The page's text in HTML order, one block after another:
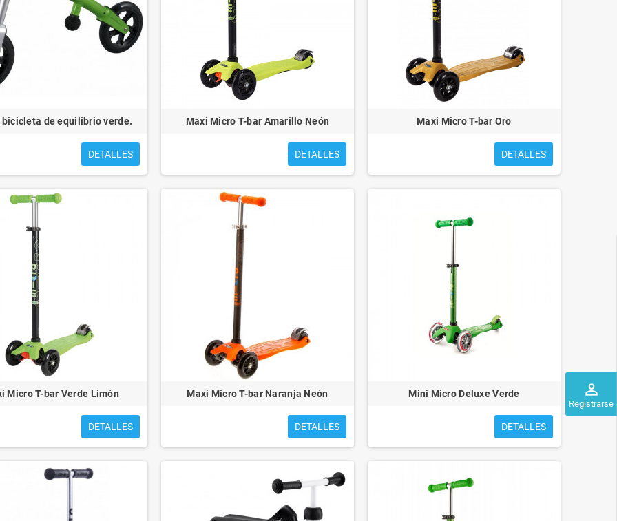
perm_identity
Registrarse
bicicleta de equilibrio verde.
DETALLES
Maxi Micro T-bar Amarillo Neón
DETALLES
Maxi Micro T-bar Oro
DETALLES
Micro T-bar Verde Limón
DETALLES
Maxi Micro T-bar Naranja Neón
DETALLES
Mini Micro Deluxe Verde
DETALLES